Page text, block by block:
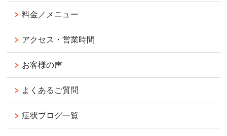
料金／メニュー
アクセス・営業時間
お客様の声
よくあるご質問
症状ブログ一覧